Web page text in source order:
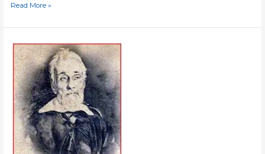
Read More »
200ల
ఏండ్ల
కిందట
నిజాంని
ముంచిన
పామర్‍
అండ్‍
కంపనీ